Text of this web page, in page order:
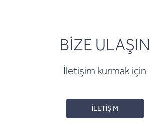
BİZE ULAŞIN
İletişim kurmak için
İLETİŞİM